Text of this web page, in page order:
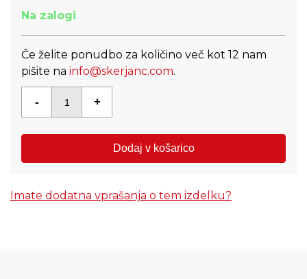
Na zalogi
Če želite ponudbo za količino več kot 12 nam
pišite na info@skerjanc.com.
Dodaj v košarico
Imate dodatna vprašanja o tem izdelku?